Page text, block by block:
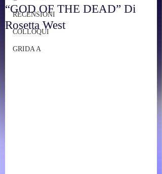
RECENSIONI
COLLOQUI
GRIDA A
“GOD OF THE DEAD” Di
Rosetta West